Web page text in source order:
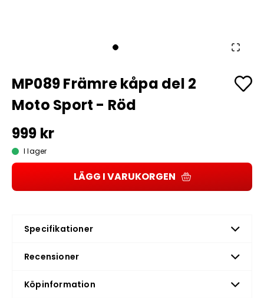
MP089 Främre kåpa del 2
Moto Sport - Röd
999 kr
I lager
LÄGG I VARUKORGEN
Specifikationer
Recensioner
Köpinformation